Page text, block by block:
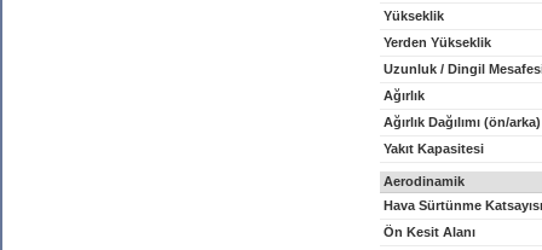
Yükseklik
Yerden Yükseklik
Uzunluk / Dingil
Ağırlık
Ağırlık Dağılımı (ön/arka)
Yakıt Kapasitesi
Aerodinamik
Hava Sürtünme Katsayısı
Ön Kesit Alanı